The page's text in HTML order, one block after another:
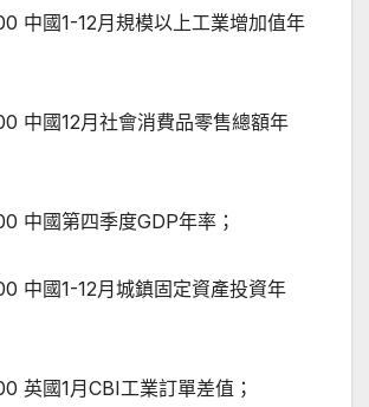
國1-12月規模以上工業增加值年
國12月社會消費品零售總額年
國第四季度GDP年率；
國1-12月城鎮固定資產投資年
國1月CBI工業訂單差值；